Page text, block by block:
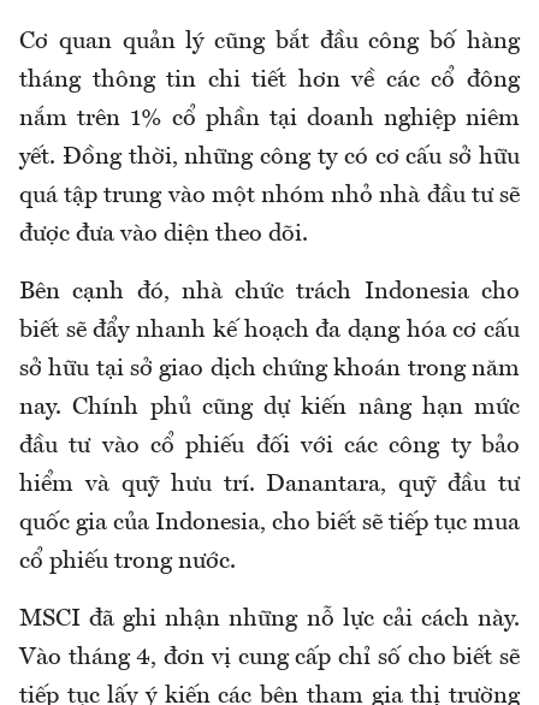
Cơ quan quản lý cũng bắt đầu công bố hàng
tháng thông tin chi tiết hơn về các cổ đông
nắm trên 1% cổ phần tại doanh nghiệp niêm
yết. Đồng thời, những công ty có cơ cấu sở hữu
quá tập trung vào một nhóm nhỏ nhà đầu tư sẽ
được đưa vào diện theo dõi.
Bên cạnh đó, nhà chức trách Indonesia cho
biết sẽ đẩy nhanh kế hoạch đa dạng hóa cơ cấu
sở hữu tại sở giao dịch chứng khoán trong năm
nay. Chính phủ cũng dự kiến nâng hạn mức
đầu tư vào cổ phiếu đối với các công ty bảo
hiểm và quỹ hưu trí. Danantara, quỹ đầu tư
quốc gia của Indonesia, cho biết sẽ tiếp tục mua
cổ phiếu trong nước.
MSCI đã ghi nhận những nỗ lực cải cách này.
Vào tháng 4, đơn vị cung cấp chỉ số cho biết sẽ
tiếp tục lấy ý kiến các bên tham gia thị trường